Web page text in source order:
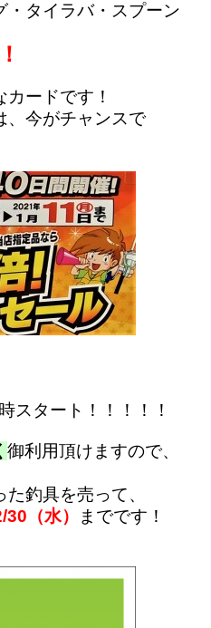
・タイラバ・スプーン
ードです！
、今がチャンスで
スタート！！！！！
御利用頂けますので、
釣具を売って、
30（水） までです！